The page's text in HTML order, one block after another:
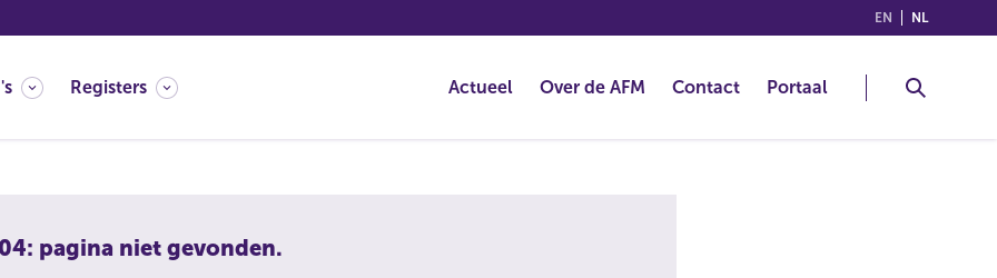
EN (ENGLISH)
NL
Registers Actueel Over de AFM Contact Portaal
pagina niet gevonden.